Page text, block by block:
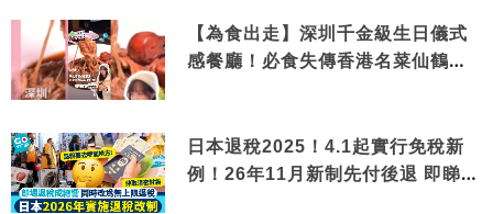
【為食出走】深圳千金級生日儀式
感餐廳！必食失傳香港名菜仙鶴神
日本退稅2025！4.1起實行免稅新
例！26年11月新制先付後退 即睇步